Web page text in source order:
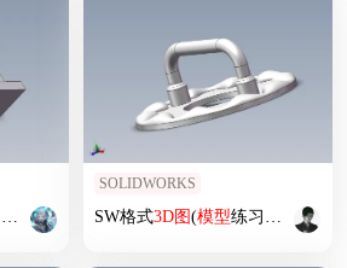
SOLIDWORKS
SW格式3D图(模型练习题)-056